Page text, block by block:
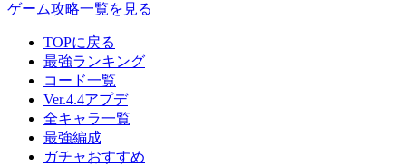
ゲーム攻略一覧を見る
TOPに戻る
最強ランキング
コード一覧
Ver.4.4アプデ
全キャラ一覧
最強編成
ガチャおすすめ